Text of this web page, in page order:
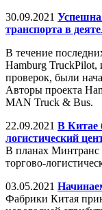
30.09.2021
транспорта в
В течение
Hamburg TruckPilot,
проверок, были
Авторы проекта
MAN Truck & Bus.
22.09.2021 В Китае
логистический
В планах Минтранс
торгово-
03.05.2021
Фабрики Китая